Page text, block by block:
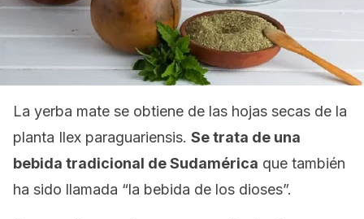
La yerba mate se obtiene de las hojas secas de la
planta Ilex paraguariensis. Se trata de una
bebida tradicional de Sudamérica que también
ha sido llamada “la bebida de los dioses”.